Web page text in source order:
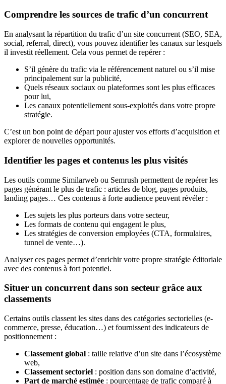
Comprendre les sources de trafic d’un concurrent
En analysant la répartition du trafic d’un site concurrent (SEO, SEA,
social, referral, direct), vous pouvez identifier les canaux sur lesquels
il investit réellement. Cela vous permet de repérer :
S’il génère du trafic via le référencement naturel ou s’il mise
principalement sur la publicité,
Quels réseaux sociaux ou plateformes sont les plus efficaces
pour lui,
Les canaux potentiellement sous-exploités dans votre propre
stratégie.
C’est un bon point de départ pour ajuster vos efforts d’acquisition et
explorer de nouvelles opportunités.
Identifier les pages et contenus les plus visités
Les outils comme Similarweb ou Semrush permettent de repérer les
pages générant le plus de trafic : articles de blog, pages produits,
landing pages… Ces contenus à forte audience peuvent révéler :
Les sujets les plus porteurs dans votre secteur,
Les formats de contenu qui engagent le plus,
Les stratégies de conversion employées (CTA, formulaires,
tunnel de vente…).
Analyser ces pages permet d’enrichir votre propre stratégie éditoriale
avec des contenus à fort potentiel.
Situer un concurrent dans son secteur grâce aux
classements
Certains outils classent les sites dans des catégories sectorielles (e-
commerce, presse, éducation…) et fournissent des indicateurs de
positionnement :
Classement global : taille relative d’un site dans l’écosystème
web,
Classement sectoriel : position dans son domaine d’activité,
Part de marché estimée : pourcentage de trafic comparé à